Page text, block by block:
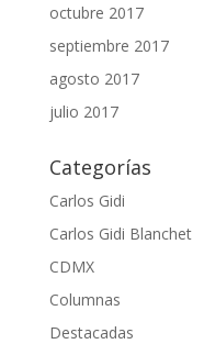
octubre 2017
septiembre 2017
agosto 2017
julio 2017
Categorías
Carlos Gidi
Carlos Gidi Blanchet
CDMX
Columnas
Destacadas